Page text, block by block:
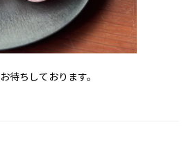
待ちしております。